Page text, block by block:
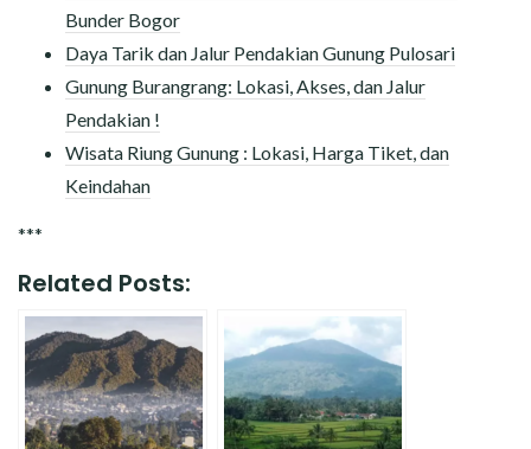
Bunder Bogor
Daya Tarik dan Jalur Pendakian Gunung Pulosari
Gunung Burangrang: Lokasi, Akses, dan Jalur
Pendakian !
Wisata Riung Gunung : Lokasi, Harga Tiket, dan
Keindahan
***
Related Posts: